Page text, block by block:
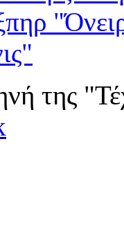
της